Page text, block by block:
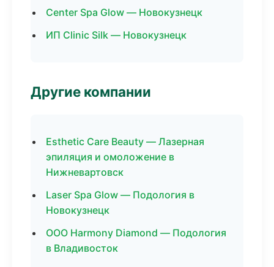
Center Spa Glow — Новокузнецк
ИП Clinic Silk — Новокузнецк
Другие компании
Esthetic Care Beauty — Лазерная
эпиляция и омоложение в
Нижневартовск
Laser Spa Glow — Подология в
Новокузнецк
ООО Harmony Diamond — Подология
в Владивосток